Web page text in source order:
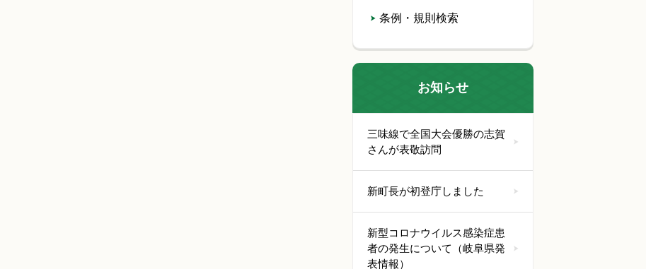
条例・規則検索
お知らせ
三味線で全国大会優勝の志賀
さんが表敬訪問
新町長が初登庁しました
新型コロナウイルス感染症患
者の発生について（岐阜県発
表情報）